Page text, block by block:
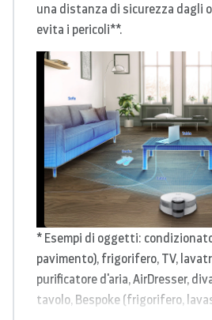
una distanza di sicurezza dagli
evita i pericoli**.
* Esempi di oggetti:
pavimento), frigorifero, TV,
purificatore d'aria, AirDresser,
tavolo, Bespoke (frigorifero,